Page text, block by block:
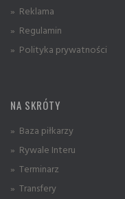
» Reklama
» Regulamin
» Polityka prywatności
NA SKRÓTY
» Baza piłkarzy
» Rywale Interu
» Terminarz
» Transfery